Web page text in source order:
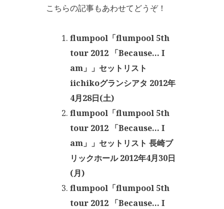
こちらの記事もあわせてどうぞ！
flumpool「flumpool 5th
tour 2012 「Because… I
am」」セットリスト
iichikoグランシアタ 2012年
4月28日(土)
flumpool「flumpool 5th
tour 2012 「Because… I
am」」セットリスト 長崎ブ
リックホール 2012年4月30日
(月)
flumpool「flumpool 5th
tour 2012 「Because… I